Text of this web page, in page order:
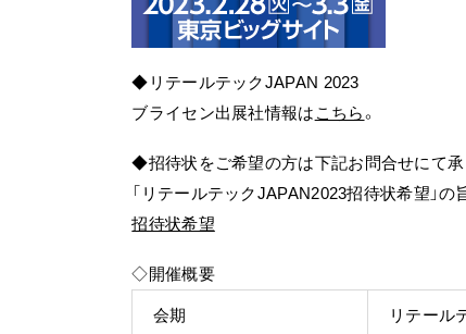
◆リテールテックJAPAN 2023
ブライセン出展社情報は こちら。
◆招待状をご希望の方は下記お問合せにて承
「リテールテックJAPAN2023招待状希望」
招待状希望
◇開催概要
会期
リテール